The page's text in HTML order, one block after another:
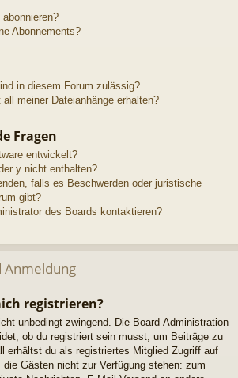
Abonnements?
in diesem Forum zulässig?
meiner Dateianhänge erhalten?
Fragen
entwickelt?
y nicht enthalten?
falls es Beschwerden oder juristische
gibt?
des Boards kontaktieren?
Anmeldung
registrieren?
unbedingt zwingend. Die Board-Administration
ob du registriert sein musst, um Beiträge zu
erhältst du als registriertes Mitglied Zugriff auf
Gästen nicht zur Verfügung stehen: zum